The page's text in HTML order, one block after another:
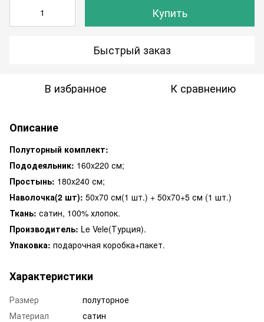
Купить
Быстрый заказ
В избранное К сравнению
Описание
Полуторный комплект:
Пододеяльник: 160x220 см;
Простынь: 180x240 см;
Наволочка(2 шт): 50x70 см(1 шт.) + 50x70+5 см (1 шт.)
Ткань: сатин, 100% хлопок.
Производитель: Le Vele(Турция).
Упаковка: подарочная коробка+пакет.
Характеристики
Размер
полуторное
Материал
сатин